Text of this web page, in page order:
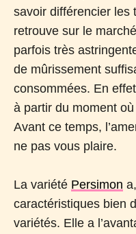
savoir différencier les
retrouve sur le
parfois très
de mûrissement
consommées. En
à partir du moment
Avant ce temps,
ne pas vous plaire.
La variété Persimon
caractéristiques bien
variétés. Elle a